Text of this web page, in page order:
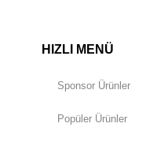
HIZLI MENÜ
Sponsor Ürünler
Popüler Ürünler